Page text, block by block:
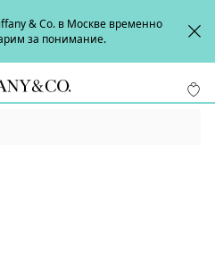
& Co. в Москве временно
за понимание.